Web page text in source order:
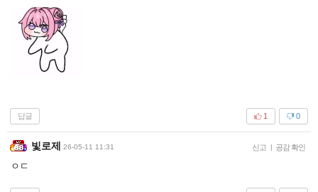
답글 0
1
빛로제 26-05-11 11:31 신고 | 공감 확인
ㅇㄷ